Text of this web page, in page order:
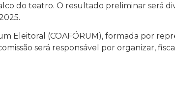
do teatro. O resultado preliminar será
Eleitoral (COAFÓRUM), formada por
será responsável por organizar,